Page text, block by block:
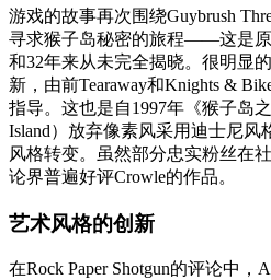
游戏的故事再次围绕Guybrush
寻求猴子岛秘密的旅程——这是
和32年来从未完全揭晓。很明显
新，由前Tearaway和Knights &
指导。这也是自1997年《猴子岛
Island）放弃像素风采用迪士尼风
风格转变。虽然部分忠实粉丝在
论界普遍好评Crowle的作品。
艺术风格的创新
在Rock Paper Shotgun的评论中，